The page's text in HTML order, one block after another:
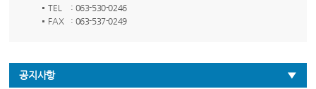
TEL
: 063-530-0246
FAX
: 063-537-0249
공지사항